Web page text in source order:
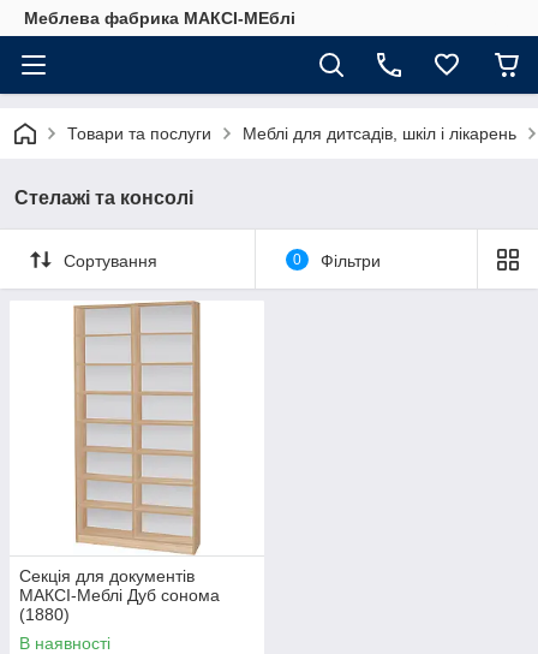
Меблева фабрика МАКСІ-МЕблі
Товари та послуги Меблі для дитсадів, шкіл і лікарень
Стелажі та консолі
Сортування 0 Фільтри
Секція для документів
МАКСІ-Меблі Дуб сонома
(1880)
В наявності